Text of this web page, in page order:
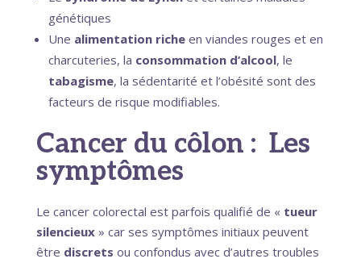
génétiques
Une alimentation richeen viandes rouges et en
charcuteries, la consommation d’alcool, le
tabagisme, la sédentarité et l’obésité sont des
facteurs de risque modifiables.
Cancer du côlon : Les
symptômes
Le cancer colorectal est parfois qualifié de « tueur
silencieux» car ses symptômes initiaux peuvent
être discrets ou confondus avec d’autres troubles